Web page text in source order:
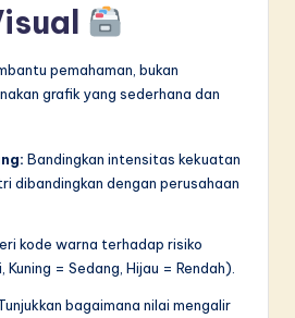
pemahaman, bukan
grafik yang sederhana dan
Bandingkan intensitas kekuatan
dibandingkan dengan perusahaan
kode warna terhadap risiko
= Sedang, Hijau = Rendah).
bagaimana nilai mengalir